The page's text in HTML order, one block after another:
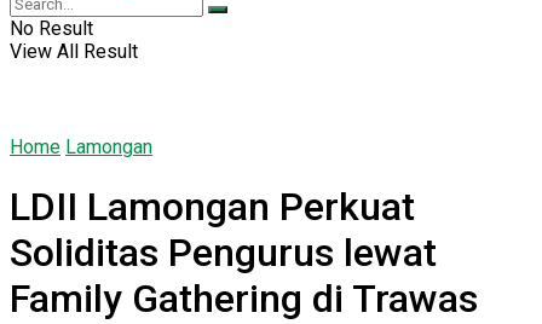
No Result
View All Result
Home Lamongan
LDII Lamongan Perkuat
Soliditas Pengurus lewat
Family Gathering di Trawas